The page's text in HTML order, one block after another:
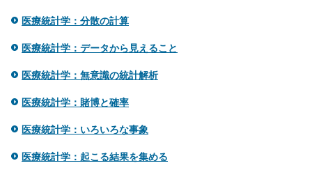
医療統計学：分散の計算
医療統計学：データから見えること
医療統計学：無意識の統計解析
医療統計学：賭博と確率
医療統計学：いろいろな事象
医療統計学：起こる結果を集める